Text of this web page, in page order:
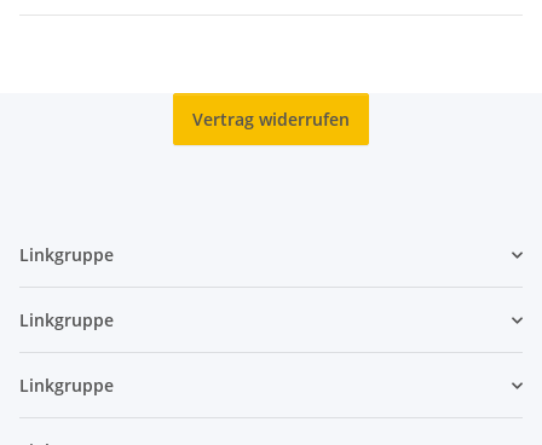
Vertrag widerrufen
Linkgruppe
Linkgruppe
Linkgruppe